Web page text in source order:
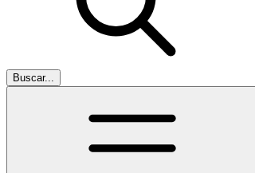
Buscar...